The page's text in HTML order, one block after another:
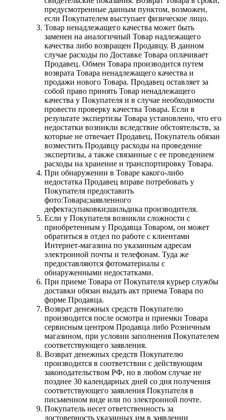
предусмотренные данным пунктом, возможен,
если Покупателем выступает физическое лицо.
Товар ненадлежащего качества может быть
заменен на аналогичный Товар надлежащего
качества либо возвращен Продавцу. В данном
случае расходы по Доставке Товара оплачивает
Продавец. Обмен Товара производится путем
возврата Товара ненадлежащего качества и
продажи нового Товара. Продавец оставляет за
собой право принять Товар ненадлежащего
качества у Покупателя и в случае необходимости
провести проверку качества Товара. Если в
результате экспертизы Товара установлено, что его
недостатки возникли вследствие обстоятельств, за
которые не отвечает Продавец, Покупатель обязан
возместить Продавцу расходы на проведение
экспертизы, а также связанные с ее проведением
расходы на хранение и транспортировку Товара.
При обнаружении в Товаре какого-либо
недостатка Продавец вправе потребовать у
Покупателя предоставить
фото:Товара;заявленного
дефекта;упаковки;шильдика производителя.
Если у Покупателя возникли сложности с
приобретенным у Продавца Товаром, он может
обратиться в отдел по работе с клиентами
Интернет-магазина по указанным адресам
электронной почты и телефонам. Туда же
предоставляются фотоматериалы с
обнаруженными недостатками.
При приеме Товара от Покупателя курьер службы
доставки обязан выдать акт приема Товара по
форме Продавца.
Возврат денежных средств Покупателю
производится после осмотра и приемки Товара
сервисным центром Продавца либо Розничным
магазином, при условии заполнения Покупателем
соответствующего заявления.
Возврат денежных средств Покупателю
производится в соответствии с действующим
законодательством РФ, но в любом случае не
позднее 30 календарных дней со дня получения
соответствующего заявления Покупателя в
письменном виде или по электронной почте.
Покупатель несет ответственность за
достоверность указанных им в заявлении